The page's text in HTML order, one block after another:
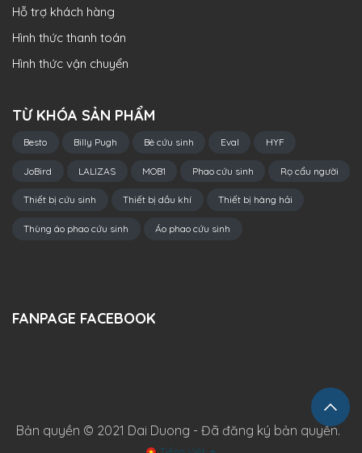
Hỗ trợ khách hàng
Hình thức thanh toán
Hình thức vận chuyển
TỪ KHÓA SẢN PHẨM
Besto Billy Pugh Bè cứu sinh Eval HYF
JoBird LALIZAS MOB1 Phao cứu sinh Rọ cẩu người
Thiết bị cứu sinh Thiết bị dầu khí Thiết bị hàng hải
Thùng áo phao cứu sinh Áo phao cứu sinh
FANPAGE FACEBOOK
Bản quyền © 2021 Dai Duong - Đã đăng ký bản quyền.